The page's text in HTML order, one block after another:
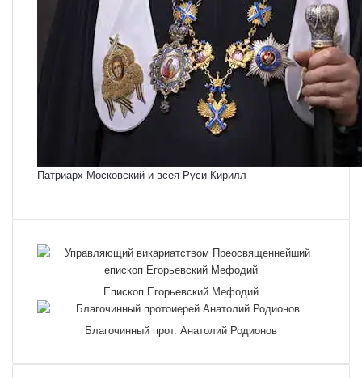
Патриарх Московский и всея Руси Кирилл
Епископ Егорьевский Мефодий
Благочинный прот. Анатолий Родионов